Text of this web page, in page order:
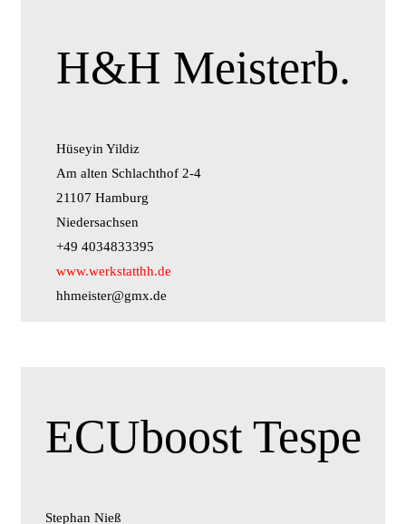
H&H Meisterb.
Hüseyin Yildiz
Am alten Schlachthof 2-4
21107 Hamburg
Niedersachsen
+49 4034833395
www.werkstatthh.de
hhmeister@gmx.de
ECUboost Tespe
Stephan Nieß